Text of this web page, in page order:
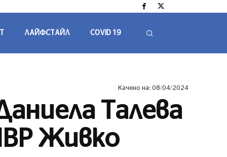
ЛАЙФСТАЙЛ COVID 19
Качено на: 08/04/2024
Талева
Живко